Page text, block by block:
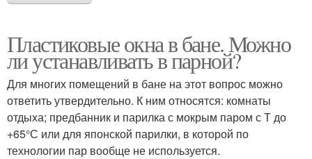
Пластиковые окна в бане. Можно
ли устанавливать в парной?
Для многих помещений в бане на этот вопрос можно
ответить утвердительно. К ним относятся: комнаты
отдыха; предбанник и парилка с мокрым паром с Т до
+65°С или для японской парилки, в которой по
технологии пар вообще не используется.